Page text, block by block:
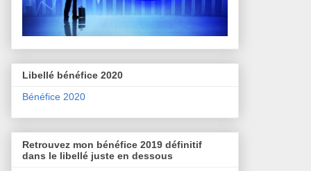
Libellé bénéfice 2020
Bénéfice 2020
Retrouvez mon bénéfice 2019 définitif
dans le libellé juste en dessous